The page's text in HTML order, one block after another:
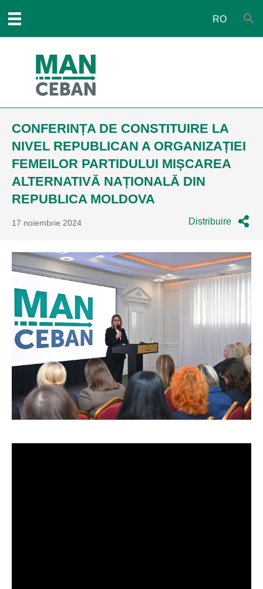
RO
CONFERINȚA DE CONSTITUIRE LA
NIVEL REPUBLICAN A ORGANIZAȚIEI
FEMEILOR PARTIDULUI MIȘCAREA
ALTERNATIVĂ NAȚIONALĂ DIN
REPUBLICA MOLDOVA
17 noiembrie 2024 Distribuire